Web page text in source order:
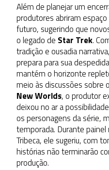
Além de planejar um
produtores abriram
futuro, sugerindo que
o legado de Star Trek.
tradição e ousadia narrativa,
prepara para sua
mantém o horizonte
meio às discussões sobre
New Worlds, o produtor
deixou no ar a
os personagens da série,
temporada. Durante
Tribeca, ele sugeriu, com
histórias não terminarão
produção.